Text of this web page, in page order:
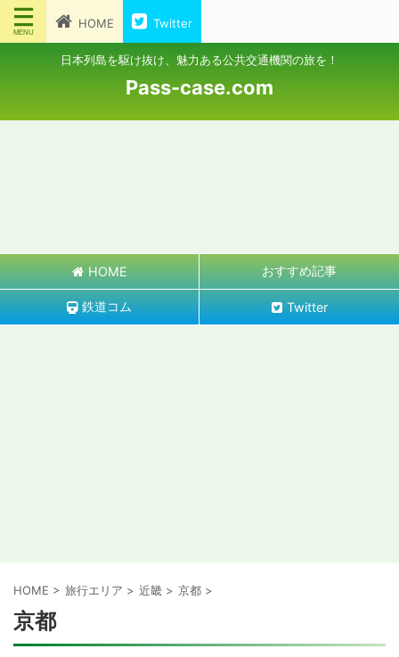
HOME Twitter
日本列島を駆け抜け、魅力ある公共交通機関の旅を！
Pass-case.com
HOME おすすめ記事
鉄道コム Twitter
HOME > 旅行エリア > 近畿 > 京都 >
京都